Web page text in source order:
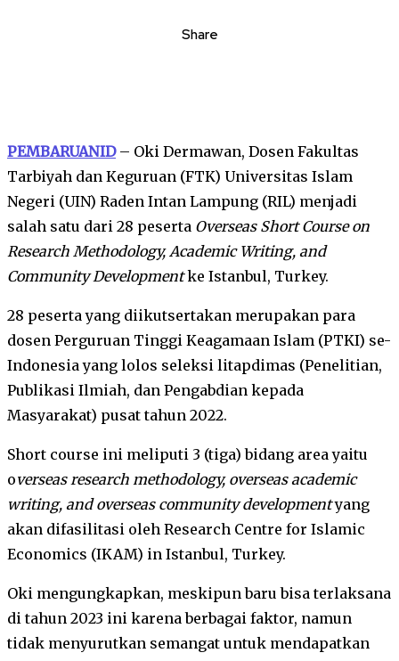
Share
PEMBARUANID– Oki Dermawan, Dosen Fakultas
Tarbiyah dan Keguruan (FTK) Universitas Islam
Negeri (UIN) Raden Intan Lampung (RIL) menjadi
salah satu dari 28 peserta Overseas Short Course on
Research Methodology, Academic Writing, and
Community Developmentke Istanbul, Turkey.
28 peserta yang diikutsertakan merupakan para
dosen Perguruan Tinggi Keagamaan Islam (PTKI) se-
Indonesia yang lolos seleksi litapdimas (Penelitian,
Publikasi Ilmiah, dan Pengabdian kepada
Masyarakat) pusat tahun 2022.
Short course ini meliputi 3 (tiga) bidang area yaitu
overseas research methodology, overseas academic
writing, and overseas community developmentyang
akan difasilitasi oleh Research Centre for Islamic
Economics (IKAM) in Istanbul, Turkey.
Oki mengungkapkan, meskipun baru bisa terlaksana
di tahun 2023 ini karena berbagai faktor, namun
tidak menyurutkan semangat untuk mendapatkan